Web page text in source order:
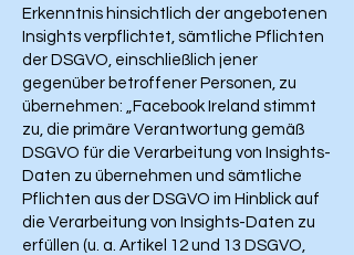
Erkenntnis hinsichtlich der angebotenen
Insights verpflichtet, sämtliche Pflichten
der DSGVO, einschließlich jener
gegenüber betroffener Personen, zu
übernehmen: „Facebook Ireland stimmt
zu, die primäre Verantwortung gemäß
DSGVO für die Verarbeitung von Insights-
Daten zu übernehmen und sämtliche
Pflichten aus der DSGVO im Hinblick auf
die Verarbeitung von Insights-Daten zu
erfüllen (u. a. Artikel 12 und 13 DSGVO,